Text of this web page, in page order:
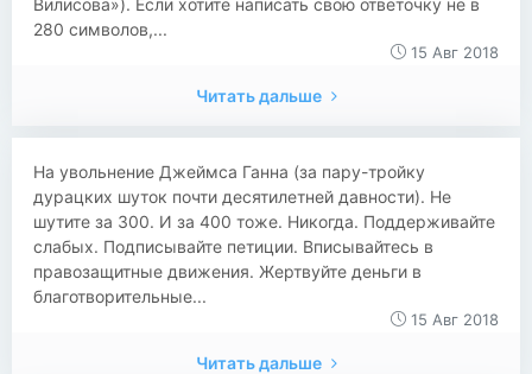
Вилисова»). Если хотите написать свою ответочку не в
280 символов,...
15 Авг 2018
Читать дальше
На увольнение Джеймса Ганна (за пару-тройку
дурацких шуток почти десятилетней давности). Не
шутите за 300. И за 400 тоже. Никогда. Поддерживайте
слабых. Подписывайте петиции. Вписывайтесь в
правозащитные движения. Жертвуйте деньги в
благотворительные...
15 Авг 2018
Читать дальше